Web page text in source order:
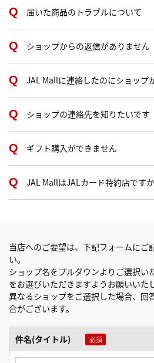
届いた商品のトラブルについて
ショップからの返信がありません
JAL Mallに連絡したのにショップ
ショップの連絡先を知りたいです
ギフト購入ができません
JAL MallはJALカード特約店です
当店へのご要望は、下記フォームにご
い。
ショップ名をプルダウンよりご選択い
をお選びいただきますようお願いいた
異なるショップをご選択した場合、回
合がございます。
件名(タイトル)